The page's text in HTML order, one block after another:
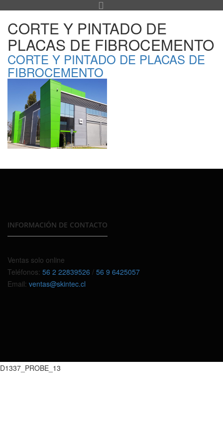
CORTE Y PINTADO DE
PLACAS DE FIBROCEMENTO
CORTE Y PINTADO DE PLACAS DE
FIBROCEMENTO
INFORMACIÓN DE CONTACTO
Ventas solo online
Teléfonos: 56 2 22839526 / 56 9 6425057
Email: ventas@skintec.cl